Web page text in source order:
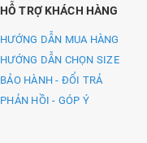
HỖ TRỢ KHÁCH HÀNG
HƯỚNG DẪN MUA HÀNG
HƯỚNG DẪN CHỌN SIZE
BẢO HÀNH - ĐỔI TRẢ
PHẢN HỒI - GÓP Ý